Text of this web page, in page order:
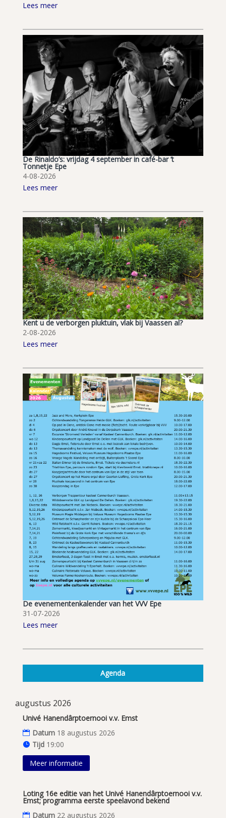
Lees meer
De Rinaldo’s: vrijdag 4 september in café-bar ’t
Tonnetje Epe
4-08-2026
Lees meer
Kent u de verborgen pluktuin, vlak bij Vaassen al?
2-08-2026
Lees meer
De evenementenkalender van het VVV Epe
31-07-2026
Lees meer
Agenda
augustus 2026
Univé Hanendârptoernooi v.v. Emst
Datum 18 augustus 2026
Tijd 19:00
Meer informatie
Loting 16e editie van het Univé Hanendârptoernooi v.v.
Emst; programma eerste speelavond bekend
Datum 22 augustus 2026